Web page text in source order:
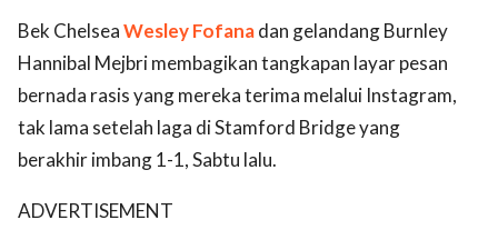
Bek ChelseaWesley Fofanadan gelandang Burnley
Hannibal Mejbri membagikan tangkapan layar pesan
bernada rasis yang mereka terima melalui Instagram,
tak lama setelah laga di Stamford Bridge yang
berakhir imbang 1-1, Sabtu lalu.
ADVERTISEMENT